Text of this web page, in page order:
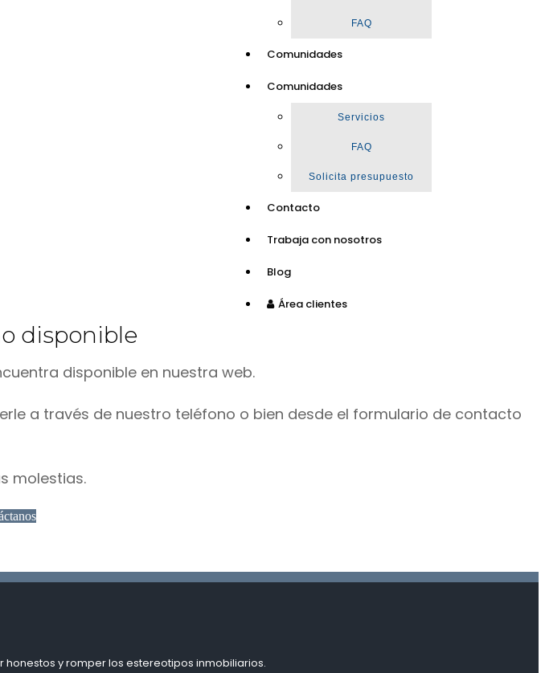
FAQ
Comunidades
Comunidades
Servicios
FAQ
Solicita presupuesto
Contacto
Trabaja con nosotros
Blog
Área clientes
disponible
disponible en nuestra web.
a través de nuestro teléfono o bien desde el formulario de contacto
molestias.
y romper los estereotipos inmobiliarios.